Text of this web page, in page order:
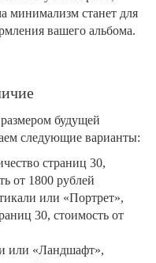
минимализм станет для
вашего альбома.
будущей
следующие варианты:
страниц 30,
от 1800 рублей
или «Портрет»,
30, стоимость от
или «Ландшафт»,